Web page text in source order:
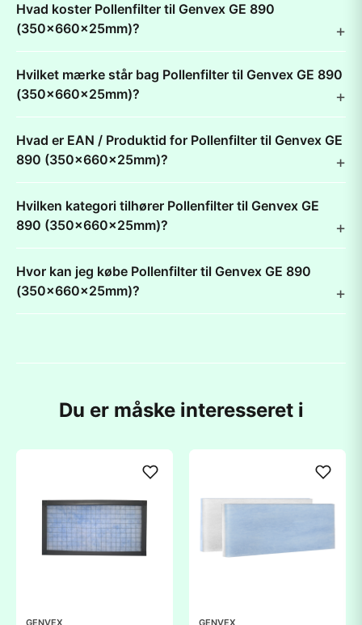
Hvad koster Pollenfilter til Genvex GE 890
(350x660x25mm)?
Hvilket mærke står bag Pollenfilter til Genvex GE 890
(350x660x25mm)?
Hvad er EAN / Produktid for Pollenfilter til Genvex GE
890 (350x660x25mm)?
Hvilken kategori tilhører Pollenfilter til Genvex GE
890 (350x660x25mm)?
Hvor kan jeg købe Pollenfilter til Genvex GE 890
(350x660x25mm)?
Du er måske interesseret i
GENVEX GENVEX